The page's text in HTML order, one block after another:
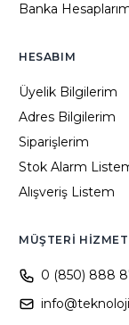
Banka
HESABIM
Üyelik Bilgilerim
Adres Bilgilerim
Siparişlerim
Stok Alarm
Alışveriş Listem
MÜŞTERI
0 (850) 888